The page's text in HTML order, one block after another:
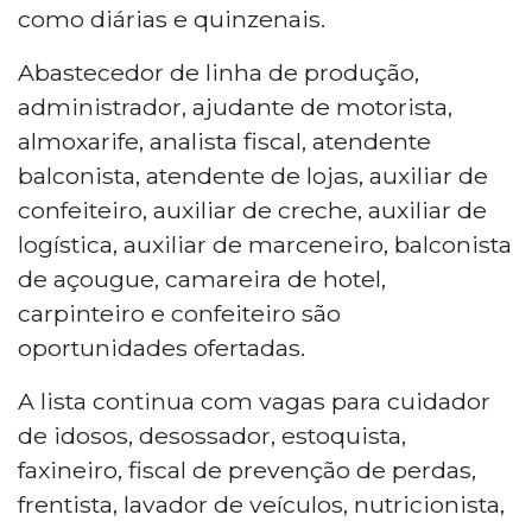
como diárias e quinzenais.
Abastecedor de linha de produção,
administrador, ajudante de motorista,
almoxarife, analista fiscal, atendente
balconista, atendente de lojas, auxiliar de
confeiteiro, auxiliar de creche, auxiliar de
logística, auxiliar de marceneiro, balconista
de açougue, camareira de hotel,
carpinteiro e confeiteiro são
oportunidades ofertadas.
A lista continua com vagas para cuidador
de idosos, desossador, estoquista,
faxineiro, fiscal de prevenção de perdas,
frentista, lavador de veículos, nutricionista,